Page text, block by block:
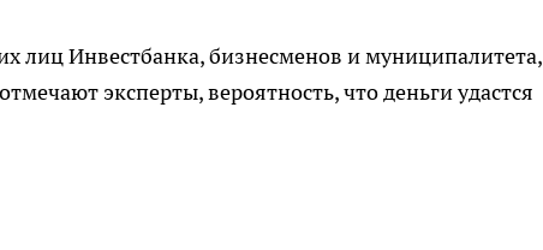
лиц Инвестбанка, бизнесменов и муниципалитета,
эксперты, вероятность, что деньги удастся